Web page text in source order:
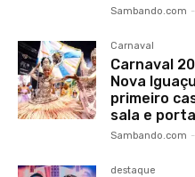
Sambando.com -
Carnaval
Carnaval
Nova
primeiro
sala e
Sambando.com -
destaque